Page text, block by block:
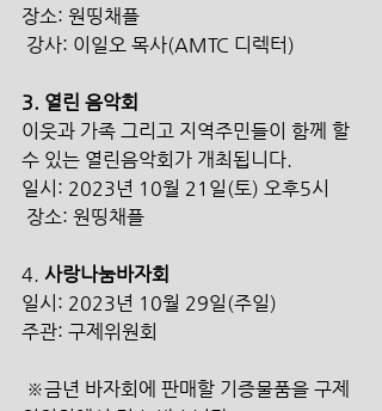
장소: 원띵채플
강사: 이일오 목사(AMTC 디렉터)
3. 열린 음악회
이웃과 가족 그리고 지역주민들이 함께 할
수 있는 열린음악회가 개최됩니다.
일시: 2023년 10월 21일(토) 오후5시
장소: 원띵채플
4. 사랑나눔바자회
일시: 2023년 10월 29일(주일)
주관: 구제위원회